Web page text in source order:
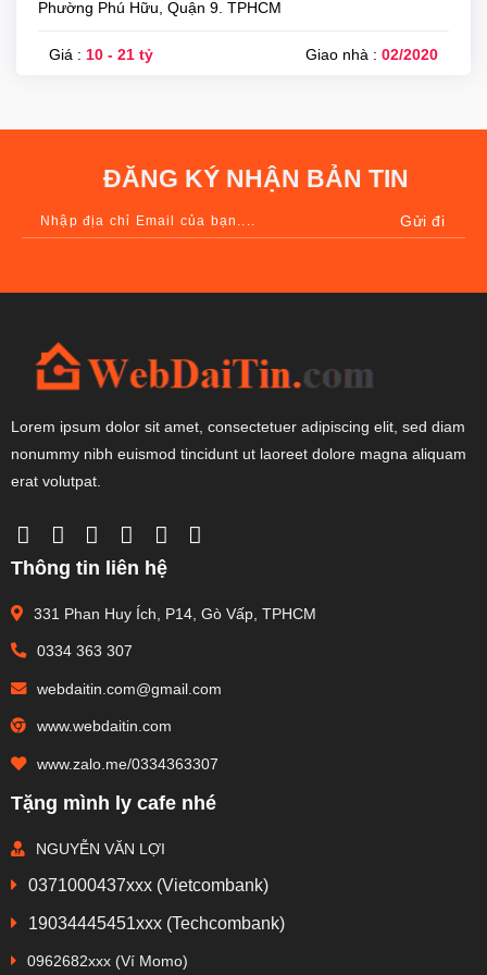
Phường Phú Hữu, Quận 9. TPHCM
Giá : 10 - 21 tỷ Giao nhà :02/2020
ĐĂNG KÝ NHẬN BẢN TIN
Lorem ipsum dolor sit amet, consectetuer adipiscing elit, sed diam
nonummy nibh euismod tincidunt ut laoreet dolore magna aliquam
erat volutpat.
Thông tin liên hệ
331 Phan Huy Ích, P14, Gò Vấp, TPHCM
0334 363 307
webdaitin.com@gmail.com
www.webdaitin.com
www.zalo.me/0334363307
Tặng mình ly cafe nhé
NGUYỄN VĂN LỢI
0371000437xxx (Vietcombank)
19034445451xxx (Techcombank)
0962682xxx (Ví Momo)